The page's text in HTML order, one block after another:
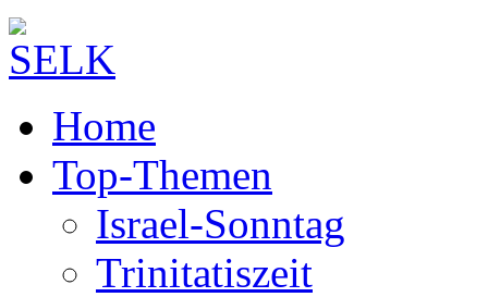
Home
Top-Themen
Israel-Sonntag
Trinitatiszeit